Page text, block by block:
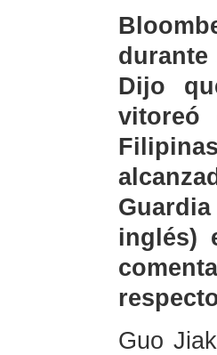
durante
Dijo
vitoreó
inglés)
Guo